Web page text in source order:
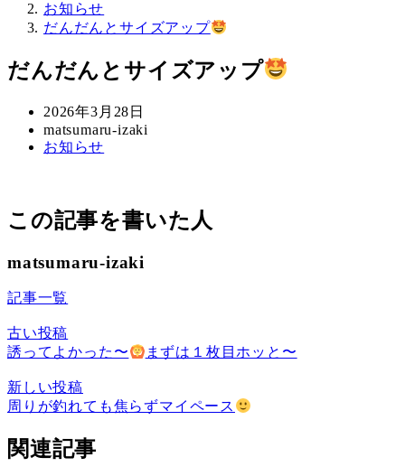
お知らせ
だんだんとサイズアップ
だんだんとサイズアップ
投
稿
日
2026年3月28日
著
者
matsumaru-izaki
カ
ー
お知らせ
この記事を書いた人
matsumaru-izaki
記事一覧
古い投稿
誘ってよかった〜
まずは１枚目ホッと〜
新しい投稿
周りが釣れても焦らずマイペース
関連記事